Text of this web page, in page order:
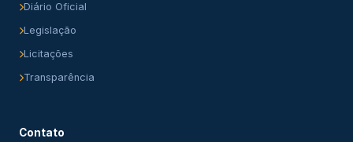
Diário Oficial
Legislação
Licitações
Transparência
Contato